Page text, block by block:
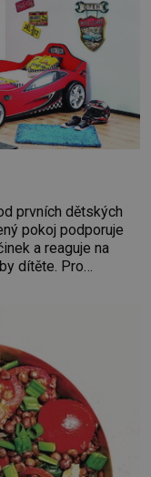
prvních dětských
pokoj podporuje
a reaguje na
dítěte. Pro
klidně a útulně.